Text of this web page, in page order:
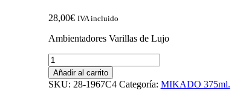
28,00€ IVA incluido
Ambientadores Varillas de Lujo
Varel*la
Luxury
1967C4
375ml.
Añadir al carrito
SKU: 28-1967C4 Categoría: MIKADO 375ml.